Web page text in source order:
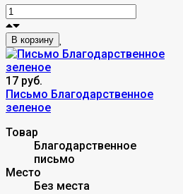
В корзину
17 руб.
Письмо Благодарственное
зеленое
Товар
Благодарственное
письмо
Место
Без места